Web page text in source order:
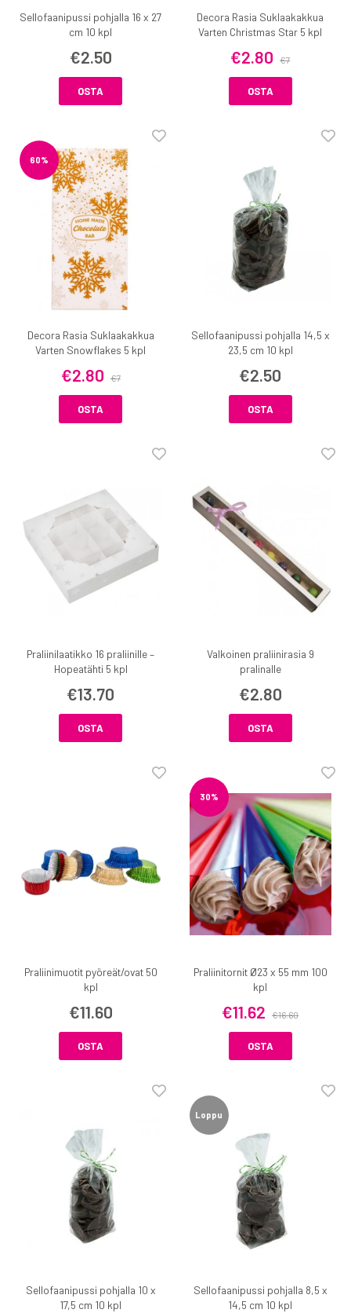
Sellofaanipussi pohjalla 16 x 27
cm 10 kpl
€2.50
OSTA
Decora Rasia Suklaakakkua
Varten Christmas Star 5 kpl
€2.80 €7
OSTA
60%
Decora Rasia Suklaakakkua
Varten Snowflakes 5 kpl
€2.80 €7
OSTA
Sellofaanipussi pohjalla 14,5 x
23,5 cm 10 kpl
€2.50
OSTA
Praliinilaatikko 16 praliinille –
Hopeatähti 5 kpl
€13.70
OSTA
Valkoinen praliinirasia 9
pralinalle
€2.80
OSTA
Praliinimuotit pyöreät/ovat 50
kpl
€11.60
OSTA
30%
Praliinitornit Ø23 x 55 mm 100
kpl
€11.62 €16.60
OSTA
Sellofaanipussi pohjalla 10 x
17,5 cm 10 kpl
Loppu
Sellofaanipussi pohjalla 8,5 x
14,5 cm 10 kpl